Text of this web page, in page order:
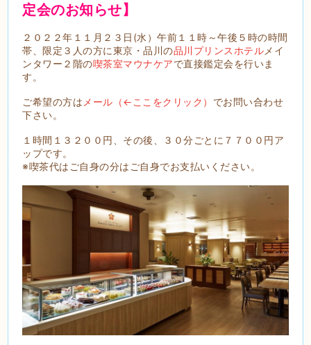
定会のお知らせ】
２０２２年１１月２３日(水）午前１１時～午後５時の時間
帯、限定３人の方に東京・品川の品川プリンスホテル メイ
ンタワー２階の喫茶室マウナケアで直接鑑定会を行いま
す。
ご希望の方は メール（←ここをクリック） でお問い合わせ
下さい。
１時間１３２００円、その後、３０分ごとに７７００円ア
ップです。
※喫茶代はご自身の分はご自身でお支払いください。